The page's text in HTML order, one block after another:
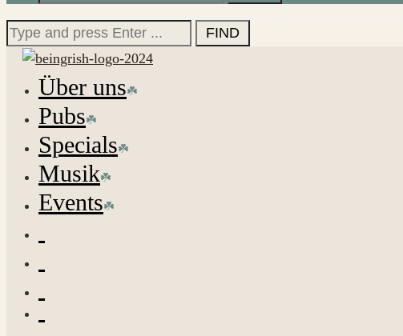
for:
Search
for:
Über uns
Pubs
Specials
Musik
Events